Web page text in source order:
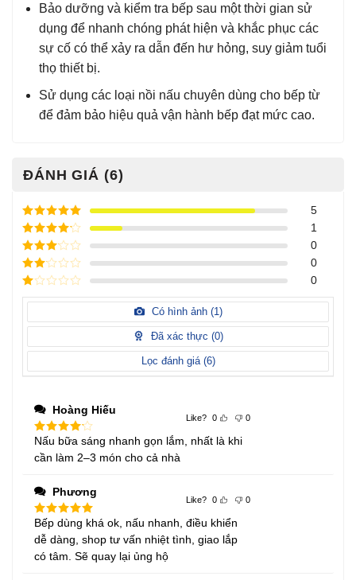
Bảo dưỡng và kiểm tra bếp sau một thời gian sử
dụng để nhanh chóng phát hiện và khắc phục các
sự cố có thể xảy ra dẫn đến hư hỏng, suy giảm tuổi
thọ thiết bị.
Sử dụng các loại nồi nấu chuyên dùng cho bếp từ
để đảm bảo hiệu quả vận hành bếp đạt mức cao.
ĐÁNH GIÁ (6)
Được xếp
hạng
5
5
sao
5
Được xếp
hạng
4
5
sao
1
Được
xếp
hạng3
5 sao
0
Được
hạng
sao
0
Được
hạng
sao
0
Có hình ảnh (1 )
Đã xác thực (0)
Lọc đánh giá (6)
Hoàng Hiếu
Được
xếp
hạng4
Nấu bữa sáng nhanh gọn lắm, nhất là khi
cần làm 2–3 món cho cả nhà
Like? 0 0
Phương
Được xếp
hạng55
sao
Bếp dùng khá ok, nấu nhanh, điều khiển
dễ dàng, shop tư vấn nhiệt tình, giao lắp
có tâm. Sẽ quay lại ủng hộ
Like? 0 0